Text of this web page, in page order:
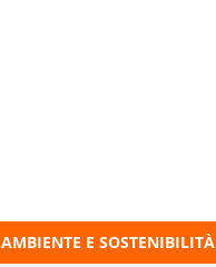
AMBIENTE E SOSTENIBILITÀ